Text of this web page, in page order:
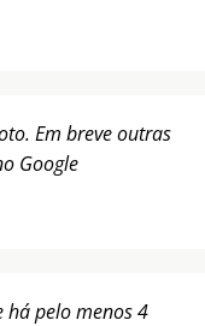
Em breve outras
Google
há pelo menos 4